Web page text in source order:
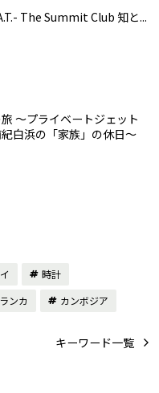
The Summit Club 知と...
～プライベートジェット
白浜の「家族」の休日～
時計
ンカ カンボジア
キーワード一覧